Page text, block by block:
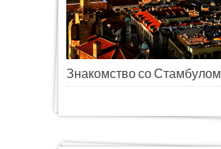
Знакомство со Стамбулом